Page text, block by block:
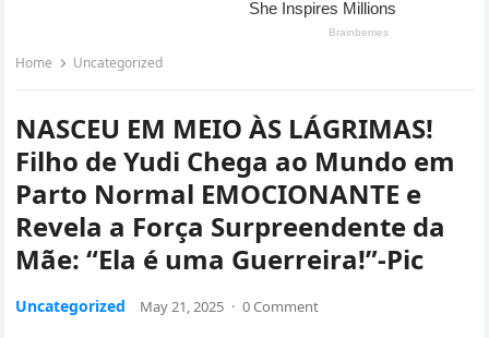
Home Uncategorized
NASCEU EM MEIO ÀS LÁGRIMAS!
Filho de Yudi Chega ao Mundo em
Parto Normal EMOCIONANTE e
Revela a Força Surpreendente da
Mãe: “Ela é uma Guerreira!”-Pic
Uncategorized May 21, 2025 · 0 Comment